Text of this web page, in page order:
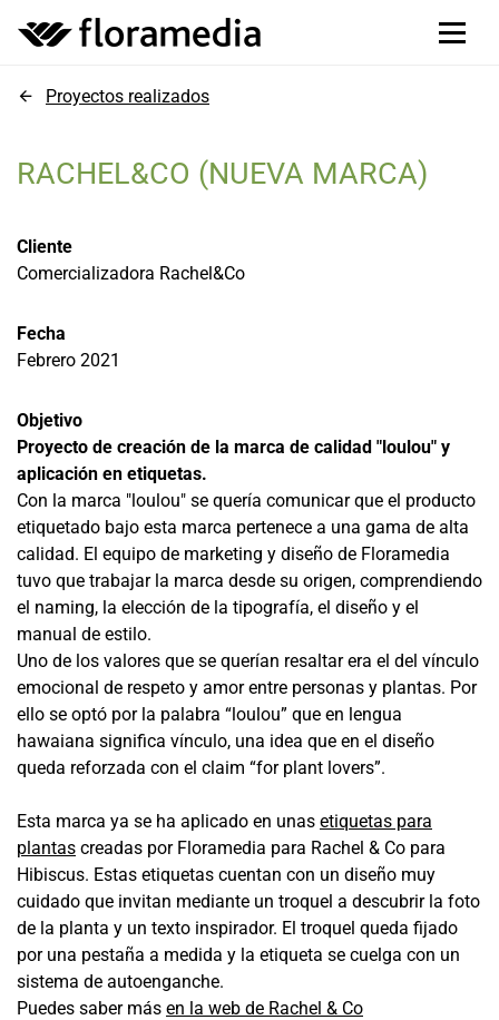
Proyectos realizados
RACHEL&CO (NUEVA MARCA)
Cliente
Comercializadora Rachel&Co
Fecha
Febrero 2021
Objetivo
Proyecto de creación de la marca de calidad "loulou" y
aplicación en etiquetas.
Con la marca "loulou" se quería comunicar que el producto
etiquetado bajo esta marca pertenece a una gama de alta
calidad. El equipo de marketing y diseño de Floramedia
tuvo que trabajar la marca desde su origen, comprendiendo
el naming, la elección de la tipografía, el diseño y el
manual de estilo.
Uno de los valores que se querían resaltar era el del vínculo
emocional de respeto y amor entre personas y plantas. Por
ello se optó por la palabra “loulou” que en lengua
hawaiana significa vínculo, una idea que en el diseño
queda reforzada con el claim “for plant lovers”.
Esta marca ya se ha aplicado en unas etiquetas para
plantas creadas por Floramedia para Rachel & Co para
Hibiscus. Estas etiquetas cuentan con un diseño muy
cuidado que invitan mediante un troquel a descubrir la foto
de la planta y un texto inspirador. El troquel queda fijado
por una pestaña a medida y la etiqueta se cuelga con un
sistema de autoenganche.
Puedes saber más en la web de Rachel & Co